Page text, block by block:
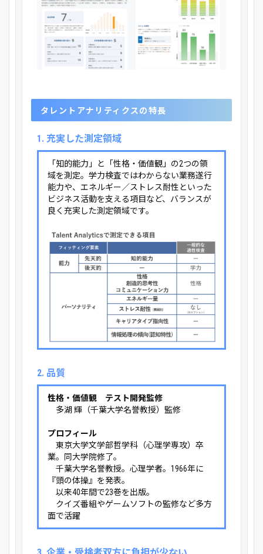
タレントアナリティクスの特長
1. 充実した測定領域
「知的能力」と「性格・価値観」の2つの領
域を測定。学力検査ではわからない業務遂行
能力や、エネルギー／ストレス耐性といった
ビジネス活動を支える項目など、バランスが
良く充実した測定領域です。
2. 品質
性格・価値観 テスト開発監修
多湖 輝（千葉大学名誉教授）監修
プロフィール
東京大学文学部哲学科（心理学専攻）卒
業。同大学院修了。
千葉大学名誉教授。心理学者。1966年に
『頭の体操』を発表。
以来40年間で23巻を出版。
クイズ番組やゲームソフトの監修など多方
面で活躍